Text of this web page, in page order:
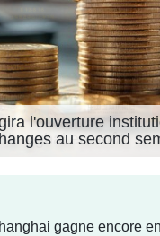
l'ouverture
au second
gagne encore